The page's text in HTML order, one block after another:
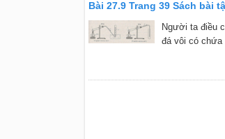
Bài 27.9 Trang 39 Sách bài
Người ta điều
đá vôi có chứa